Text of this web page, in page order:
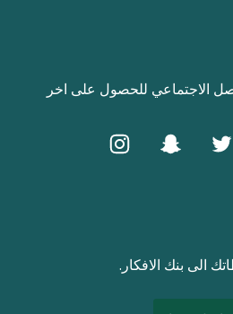
الاجتماعي للحصول على اخر
الى بنك الافكار.